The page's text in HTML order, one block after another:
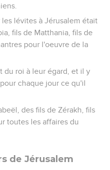
lévites à Jérusalem était
fils de Matthania, fils de
pour l'oeuvre de la
du roi à leur égard, et il y
chaque jour ce qu'il
des fils de Zérakh, fils
toutes les affaires du
de Jérusalem